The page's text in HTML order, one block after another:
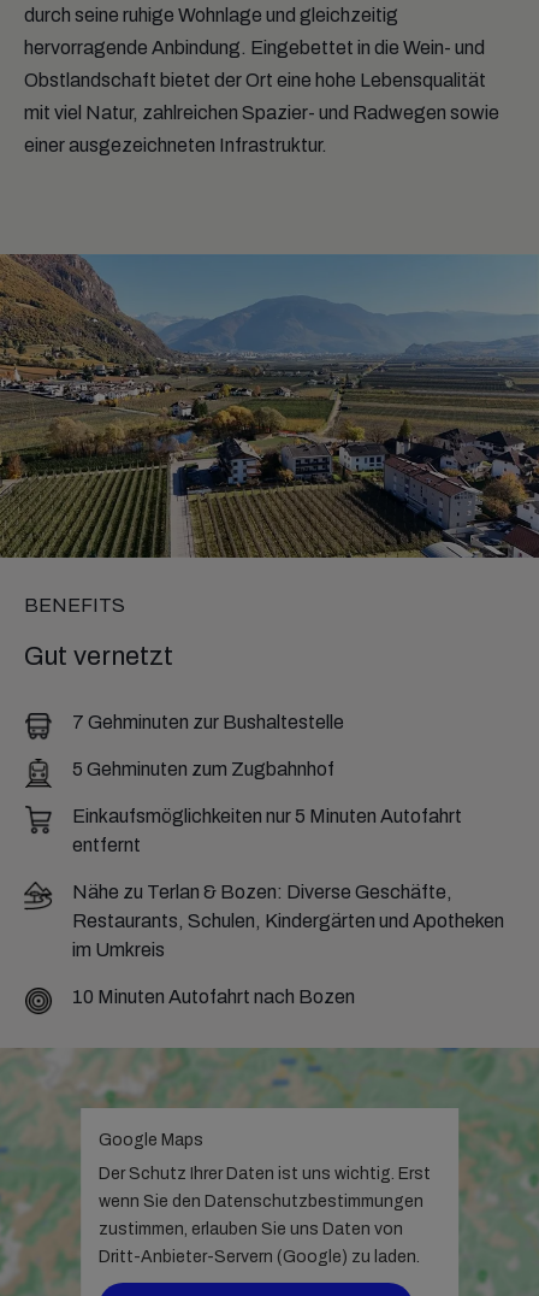
durch seine ruhige Wohnlage und gleichzeitig
hervorragende Anbindung. Eingebettet in die Wein- und
Obstlandschaft bietet der Ort eine hohe Lebensqualität
mit viel Natur, zahlreichen Spazier- und Radwegen sowie
einer ausgezeichneten Infrastruktur.
BENEFITS
Gut vernetzt
7 Gehminuten zur Bushaltestelle
5 Gehminuten zum Zugbahnhof
Einkaufsmöglichkeiten nur 5 Minuten Autofahrt
entfernt
Nähe zu Terlan & Bozen: Diverse Geschäfte,
Restaurants, Schulen, Kindergärten und Apotheken
im Umkreis
10 Minuten Autofahrt nach Bozen
Google Maps
Der Schutz Ihrer Daten ist uns wichtig. Erst
wenn Sie den Datenschutzbestimmungen
zustimmen, erlauben Sie uns Daten von
Dritt-Anbieter-Servern (Google) zu laden.